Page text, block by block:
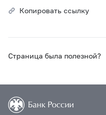
Копировать ссылку
Страница была полезной?